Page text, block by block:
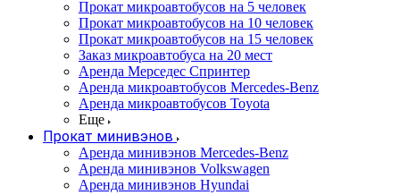
Прокат микроавтобусов на 5 человек
Прокат микроавтобусов на 10 человек
Прокат микроавтобусов на 15 человек
Заказ микроавтобуса на 20 мест
Аренда Мерседес Спринтер
Аренда микроавтобусов Mercedes-Benz
Аренда микроавтобусов Toyota
Еще
Прокат минивэнов
Аренда минивэнов Mercedes-Benz
Аренда минивэнов Volkswagen
Аренда минивэнов Hyundai